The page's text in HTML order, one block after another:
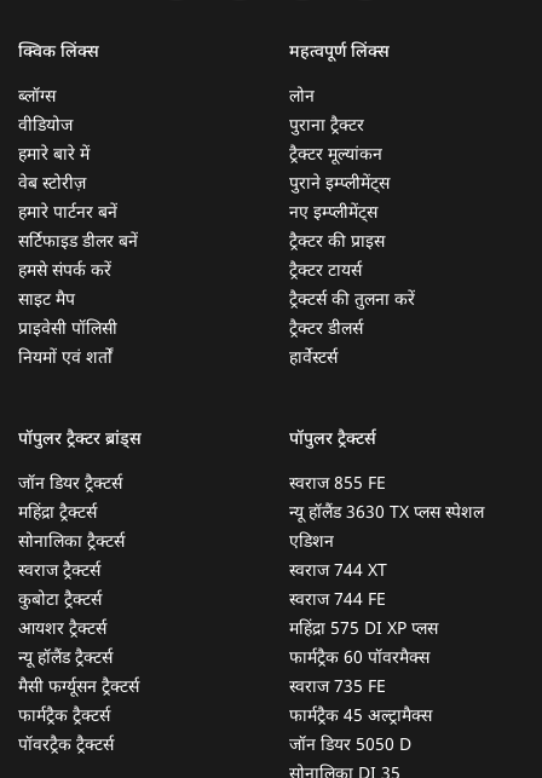
क्विक लिंक्स
ब्लॉग्स
वीडियोज
हमारे बारे में
वेब स्टोरीज़
हमारे पार्टनर बनें
सर्टिफाइड डीलर बनें
हमसे संपर्क करें
साइट मैप
प्राइवेसी पॉलिसी
नियमों एवं शर्तों
महत्वपूर्ण लिंक्स
लोन
पुराना ट्रैक्टर
ट्रैक्टर मूल्यांकन
पुराने इम्प्लीमेंट्स
नए इम्प्लीमेंट्स
ट्रैक्टर की प्राइस
ट्रैक्टर टायर्स
ट्रैक्टर्स की तुलना करें
ट्रैक्टर डीलर्स
हार्वेस्टर्स
पॉपुलर ट्रैक्टर ब्रांड्स
जॉन डियर ट्रैक्टर्स
महिंद्रा ट्रैक्टर्स
सोनालिका ट्रैक्टर्स
स्वराज ट्रैक्टर्स
कुबोटा ट्रैक्टर्स
आयशर ट्रैक्टर्स
न्यू हॉलैंड ट्रैक्टर्स
मैसी फर्ग्यूसन ट्रैक्टर्स
फार्मट्रैक ट्रैक्टर्स
पॉवरट्रैक ट्रैक्टर्स
पॉपुलर ट्रैक्टर्स
स्वराज 855 FE
न्यू हॉलैंड 3630 TX प्लस स्पेशल
एडिशन
स्वराज 744 XT
स्वराज 744 FE
महिंद्रा 575 DI XP प्लस
फार्मट्रैक 60 पॉवरमैक्स
स्वराज 735 FE
फार्मट्रैक 45 अल्ट्रामैक्स
जॉन डियर 5050 D